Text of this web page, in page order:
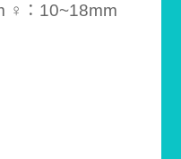
♀：10~18mm